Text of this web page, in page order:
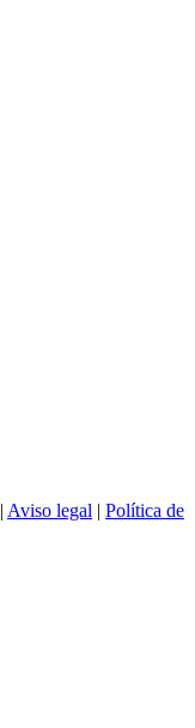
Aviso legal | Política de